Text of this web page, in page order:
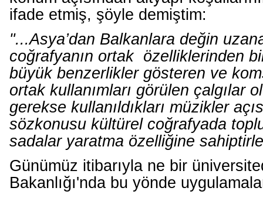
ifade etmiş, şöyle demiştim:
"...Asya’dan Balkanlara değin
coğrafyanın ortak özelliklerinden
büyük benzerlikler gösteren ve
ortak kullanımları görülen çalgılar
gerekse kullanıldıkları müzikler
sözkonusu kültürel coğrafyada
sadalar yaratma özelliğine
Günümüz itibarıyla ne bir
Bakanlığı'nda bu yönde